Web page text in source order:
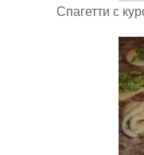
Спагетти с